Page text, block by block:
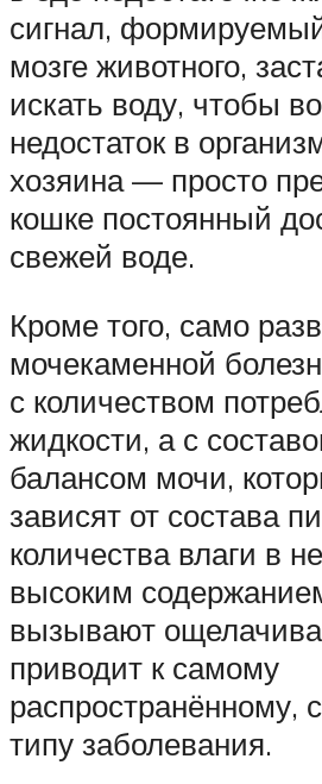
сигнал,
мозге животного,
искать воду, чтобы
недостаток в
хозяина — просто
кошке постоянный
свежей воде.
Кроме того, само
мочекаменной
с количеством
жидкости, а с
балансом мочи,
зависят от состава
количества влаги в
высоким
вызывают
приводит к самому
распространённому,
типу заболевания.